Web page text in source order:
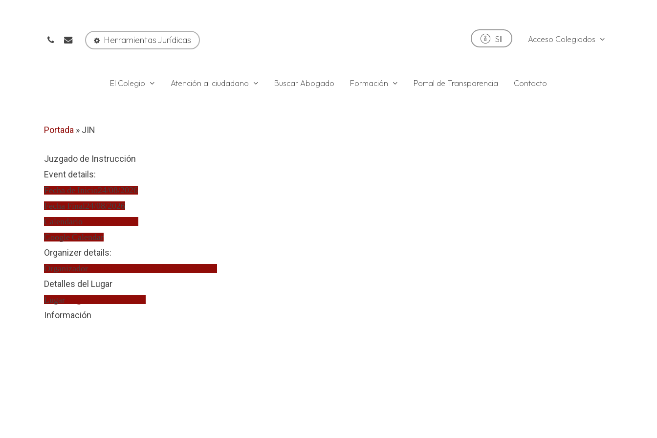
phoneemail Herramientas Jurídicas SII Acceso Colegiados
El Colegio Atención al ciudadano Buscar Abogado Formación Portal de Transparencia Contacto
Portada » JIN
Juzgado de Instrucción
Event details:
Fecha de Inicio24/08/2026
Fecha Final24/08/2026
Calendario
Google Calendar
Organizer details:
Organizador
Detalles del Lugar
Lugar
Información